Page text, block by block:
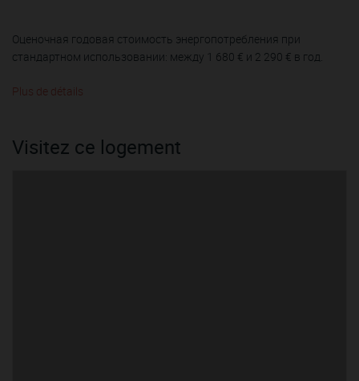
Оценочная годовая стоимость энергопотребления при
стандартном использовании: между 1 680 € и 2 290 € в год.
Plus de détails
Visitez ce logement